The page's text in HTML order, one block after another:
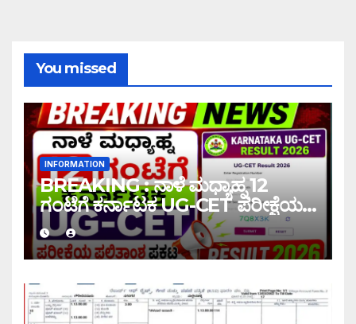
You missed
INFORMATION
BREAKING : ನಾಳೆ ಮಧ್ಯಾಹ್ನ 12
ಗಂಟೆಗೆ ಕರ್ನಾಟಕ UG-CET ಪರೀಕ್ಷೆಯ
ಫಲಿತಾಂಶ ಪ್ರಕಟ |UG-CET Result
2026